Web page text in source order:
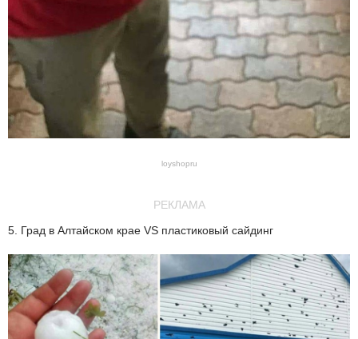
loyshopru
РЕКЛАМА
5. Град в Алтайском крае VS пластиковый сайдинг